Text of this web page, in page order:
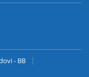
- BB